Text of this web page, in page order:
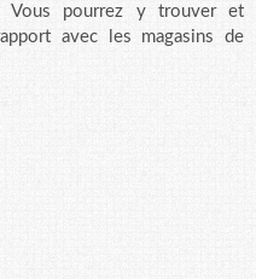
Vous pourrez y trouver et
avec les magasins de